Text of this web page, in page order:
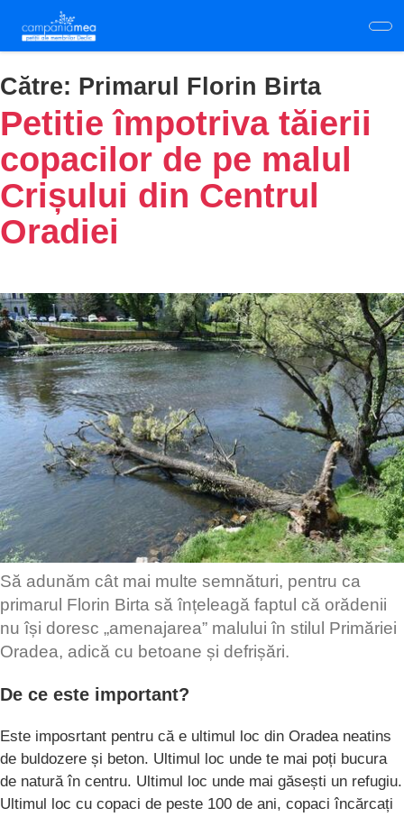
main
content
Către: Primarul Florin Birta
Petitie împotriva tăierii
copacilor de pe malul
Crișului din Centrul
Oradiei
Să adunăm cât mai multe semnături, pentru ca
primarul Florin Birta să înțeleagă faptul că orădenii
nu își doresc „amenajarea” malului în stilul Primăriei
Oradea, adică cu betoane și defrișări.
De ce este important?
Este imposrtant pentru că e ultimul loc din Oradea neatins
de buldozere și beton. Ultimul loc unde te mai poți bucura
de natură în centru. Ultimul loc unde mai găsești un refugiu.
Ultimul loc cu copaci de peste 100 de ani, copaci încărcați